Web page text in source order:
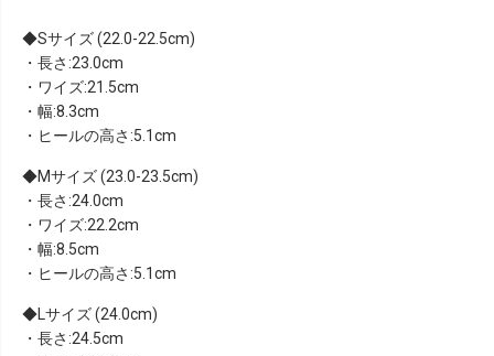
Sサイズ (22.0-22.5cm)
・長さ:23.0cm
・ワイズ:21.5cm
・幅:8.3cm
・ヒールの高さ:5.1cm
Mサイズ (23.0-23.5cm)
・長さ:24.0cm
・ワイズ:22.2cm
・幅:8.5cm
・ヒールの高さ:5.1cm
Lサイズ (24.0cm)
・長さ:24.5cm